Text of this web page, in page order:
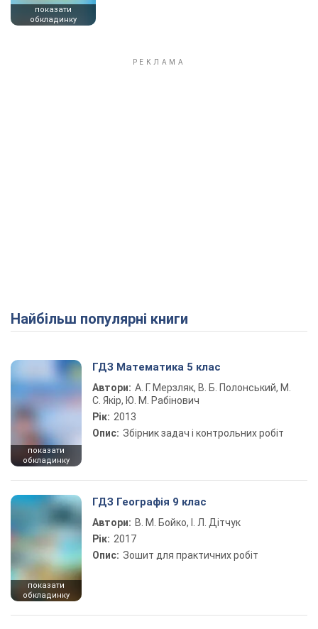
показати
обкладинку
Найбільш популярні книги
показати
обкладинку
ГДЗ Математика 5 клас
Автори: А. Г. Мерзляк, В. Б. Полонський, М.
С. Якір, Ю. М. Рабінович
Рік: 2013
Опис: Збірник задач і контрольних робіт
показати
обкладинку
ГДЗ Географія 9 клас
Автори: В. М. Бойко, І. Л. Дітчук
Рік: 2017
Опис: Зошит для практичних робіт